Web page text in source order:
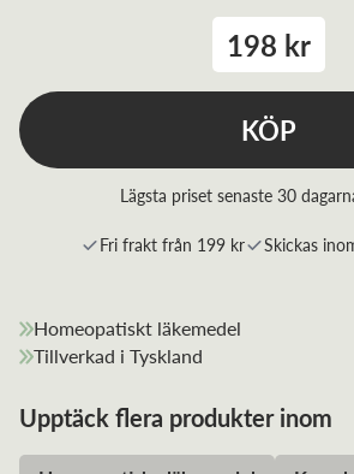
198 kr
KÖP
Lägsta priset senaste 30
Fri frakt från 199 kr Skickas
Homeopatiskt läkemedel
Tillverkad i Tyskland
Upptäck flera produkter inom